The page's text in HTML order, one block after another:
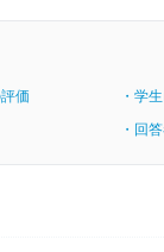
価 ・学
・回